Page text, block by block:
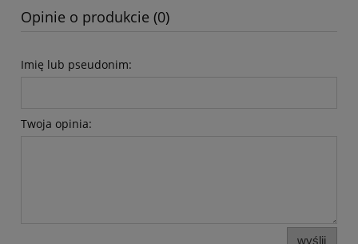
Opinie o produkcie (0)
Imię lub pseudonim:
Twoja opinia:
wyślij